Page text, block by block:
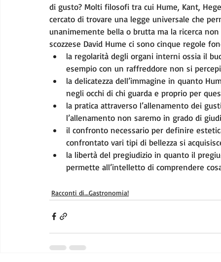
di gusto? Molti filosofi tra cui Hume, Kant,
cercato di trovare una legge universale che
unanimemente bella o brutta ma la ricerca
scozzese David Hume ci sono cinque regole
la regolarità degli organi interni ossia il
esempio con un raffreddore non si
la delicatezza dell’immagine in quanto
negli occhi di chi guarda e proprio per
la pratica attraverso l’allenamento dei
l’allenamento non saremo in grado di
il confronto necessario per definire
confrontato vari tipi di bellezza si
la libertà del pregiudizio in quanto il
permette all’intelletto di comprendere
Racconti di...Gastronomia!